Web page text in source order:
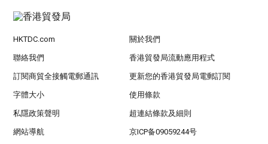
HKTDC.com 關於我們
聯絡我們 香港貿發局流動應用程式
訂閱商貿全接觸電郵通訊 更新您的香港貿發局電郵訂閱
字體大小 使用條款
私隱政策聲明 超連結條款及細則
網站導航 京ICP备09059244号